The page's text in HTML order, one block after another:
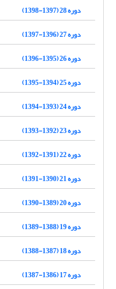
دوره 28 (1397-1398)
دوره 27 (1396-1397)
دوره 26 (1395-1396)
دوره 25 (1394-1395)
دوره 24 (1393-1394)
دوره 23 (1392-1393)
دوره 22 (1391-1392)
دوره 21 (1390-1391)
دوره 20 (1389-1390)
دوره 19 (1388-1389)
دوره 18 (1387-1388)
دوره 17 (1386-1387)